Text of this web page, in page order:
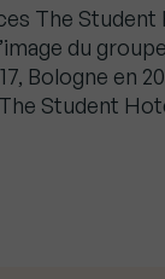
The
du
Bologne en
The Student